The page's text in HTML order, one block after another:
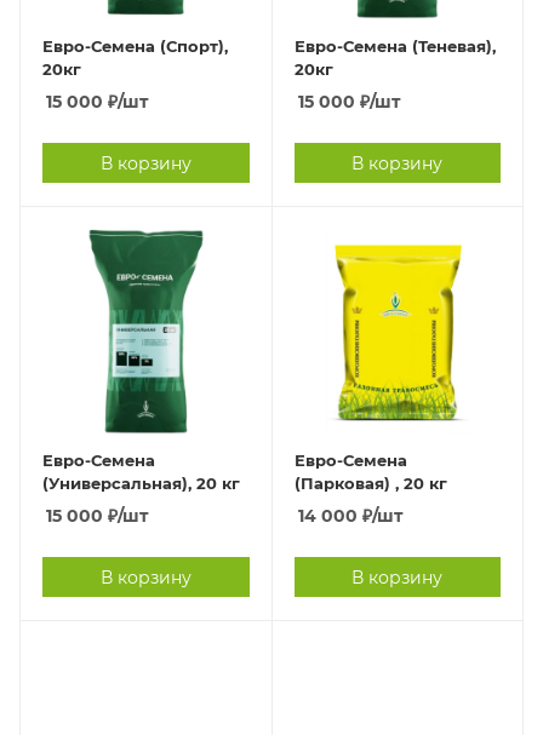
Евро-Семена (Спорт),
20кг
15 000 ₽/шт
В корзину
Евро-Семена (Теневая),
20кг
15 000 ₽/шт
В корзину
Евро-Семена
(Универсальная), 20 кг
15 000 ₽/шт
В корзину
Евро-Семена
(Парковая) , 20 кг
14 000 ₽/шт
В корзину